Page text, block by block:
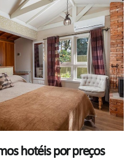
hotéis por preços